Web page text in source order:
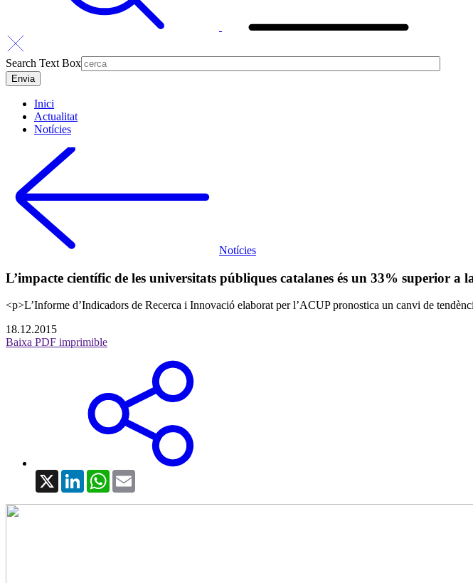
Search Text Box
Inici
Actualitat
Notícies
Notícies
L’impacte científic de les universitats públiques catalanes és un 33% superior a
<p>L’Informe d’Indicadors de Recerca i Innovació elaborat per l’ACUP pronostica un canvi de
18.12.2015
Baixa PDF imprimible
X LinkedInWhatsApp